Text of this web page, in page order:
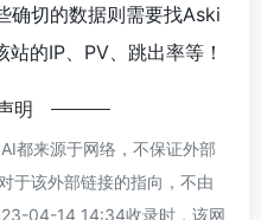
确切的数据则需要找Aski
的IP、PV、跳出率等！
明
都来源于网络，不保证外部
于该外部链接的指向，不由
04-14 14:34收录时，该网